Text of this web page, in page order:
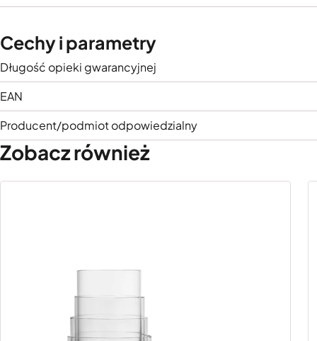
Cechy i parametry
Długość opieki gwarancyjnej
EAN
Producent/podmiot odpowiedzialny
Zobacz również